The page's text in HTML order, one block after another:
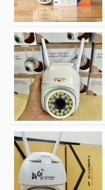
Phụ
Kiện
Nhà
Cửa
Đời
Sống
Máy
Tính